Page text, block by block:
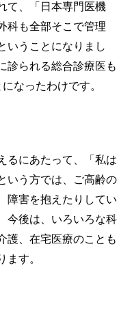
て、「日本専門医機
科も全部そこで管理
いうことになりまし
診られる総合診療医も
なったわけです。
るにあたって、「私は
いう方では、ご高齢の
障害を抱えたりしてい
今後は、いろいろな科
護、在宅医療のことも
す。